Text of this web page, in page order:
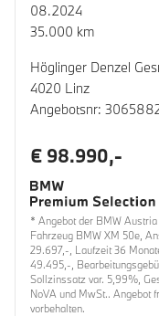
08.2024
35.000 km
Höglinger Denzel
4020 Linz
Angebotsnr:
€ 98.990,-
* Angebot der BMW
Fahrzeug BMW XM 50e,
29.697,-, Laufzeit 36
49.495,-,
Sollzinssatz var. 5,99%,
NoVA und MwSt.. Angebot
vorbehalten.